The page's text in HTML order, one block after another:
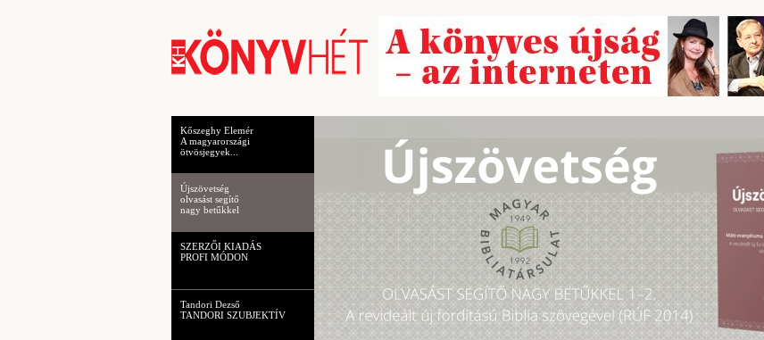
Kőszeghy Elemér
A magyarországi
ötvösjegyek...
Újszövetség
olvasást segítő
nagy betűkkel
SZERZŐI KIADÁS
PROFI MÓDON
Tandori Dezső
TANDORI SZUBJEKTÍV